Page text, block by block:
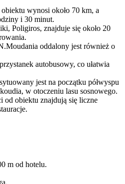
wynosi około 70 km, a
i 30 minut.
Poligiros, znajduje się około 20
oddalony jest również o
autobusowy, co ułatwia
jest na początku półwyspu
w otoczeniu lasu sosnowego.
od obiektu znajdują się liczne
m od hotelu.